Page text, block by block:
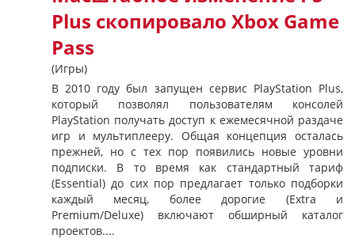
Plus скопировало Xbox Game
Pass
(Игры)
В 2010 году был запущен сервис PlayStation Plus,
который позволял пользователям консолей
PlayStation получать доступ к ежемесячной раздаче
игр и мультиплееру. Общая концепция осталась
прежней, но с тех пор появились новые уровни
подписки. В то время как стандартный тариф
(Essential) до сих пор предлагает только подборки
каждый месяц, более дорогие (Extra и
Premium/Deluxe) включают обширный каталог
проектов....